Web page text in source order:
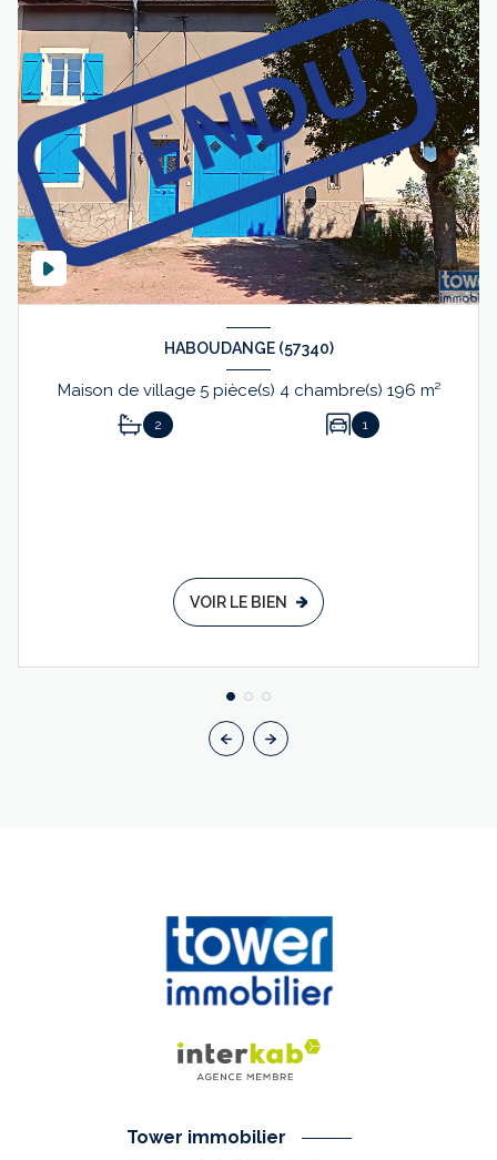
HABOUDANGE (57340)
Maison de village 5 pièce(s) 4 chambre(s) 196 m²
2 1
VOIR LE BIEN
Tower immobilier